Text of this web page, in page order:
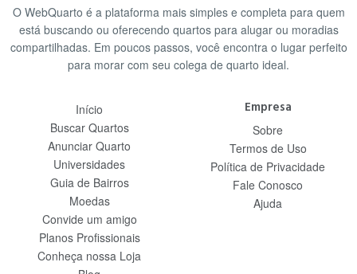
O WebQuarto é a plataforma mais simples e completa para quem
está buscando ou oferecendo quartos para alugar ou moradias
compartilhadas. Em poucos passos, você encontra o lugar perfeito
para morar com seu colega de quarto ideal.
Início
Buscar Quartos
Anunciar Quarto
Universidades
Guia de Bairros
Moedas
Convide um amigo
Planos Profissionais
Conheça nossa Loja
Empresa
Sobre
Termos de Uso
Política de Privacidade
Fale Conosco
Ajuda